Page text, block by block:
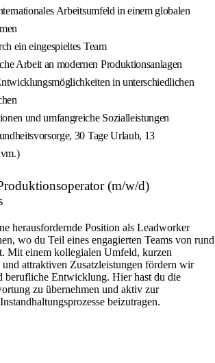
Arbeitsumfeld in einem globalen
ein eingespieltes Team
Arbeit an modernen Produktionsanlagen
in unterschiedlichen
und umfangreiche Sozialleistungen
30 Tage Urlaub, 13
(m/w/d)
herausfordernde Position als Leadworker
wo du Teil eines engagierten Teams von rund
Mit einem kollegialen Umfeld, kurzen
attraktiven Zusatzleistungen fördern wir
berufliche Entwicklung. Hier hast du die
zu übernehmen und aktiv zur
beizutragen.